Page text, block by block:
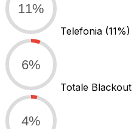
11%
Telefonia (11%)
6%
Totale Blackout
4%